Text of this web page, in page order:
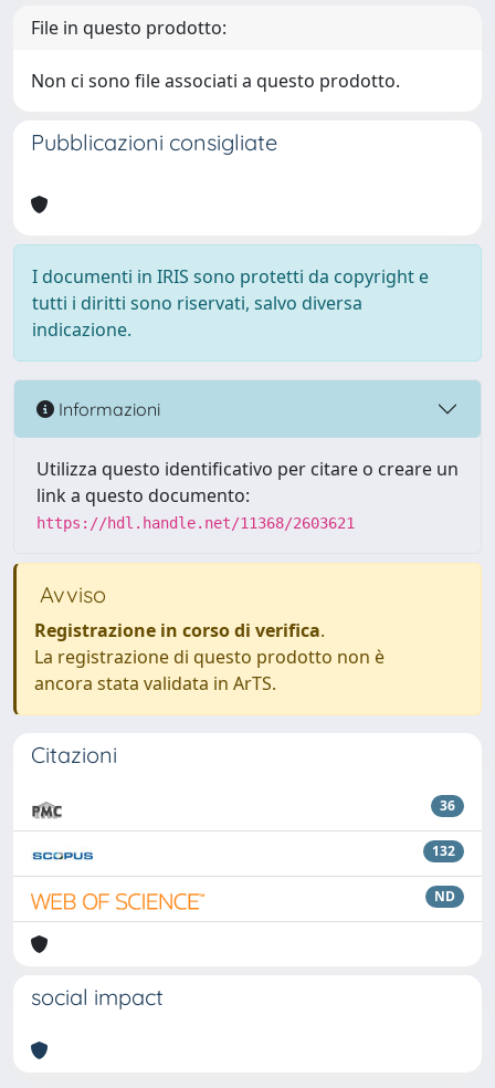
File in questo prodotto:
Non ci sono file associati a questo prodotto.
Pubblicazioni consigliate
I documenti in IRIS sono protetti da copyright e
tutti i diritti sono riservati, salvo diversa
indicazione.
Informazioni
Utilizza questo identificativo per citare o creare un
link a questo documento:
https://hdl.handle.net/11368/2603621
Avviso
Registrazione in corso di verifica.
La registrazione di questo prodotto non è
ancora stata validata in ArTS.
Citazioni
36
132
ND
social impact